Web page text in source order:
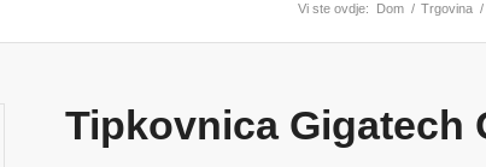
Vi ste ovdje: Dom / Trgovina /
Tipkovnica Gigatech